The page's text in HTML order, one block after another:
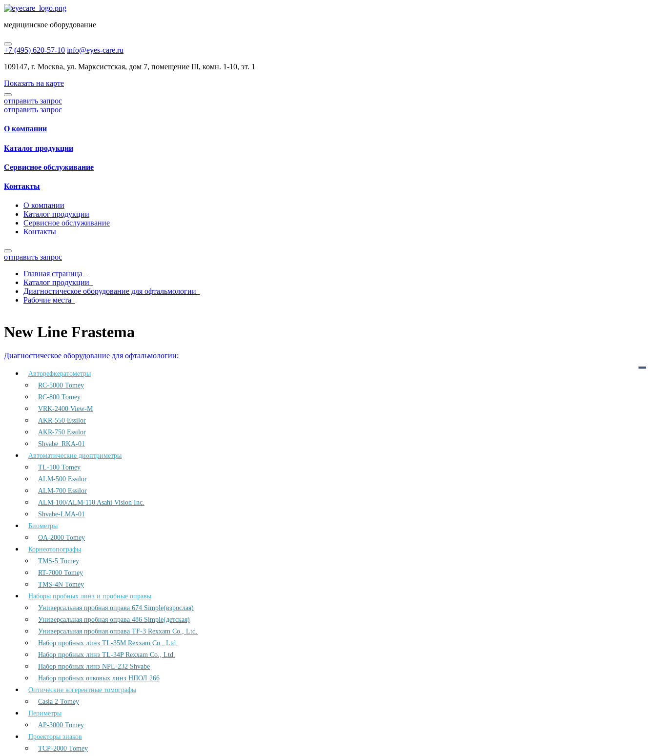
медицинское оборудование
+7 (495) 620-57-10 info@eyes-care.ru
109147, г. Москва, ул. Марксистская, дом 7, помещение III, комн. 1-10, эт. 1
Показать на карте
отправить запрос
отправить запрос
О компании
Каталог продукции
Сервисное обслуживание
Контакты
О компании
Каталог продукции
Сервисное обслуживание
Контакты
отправить запрос
Главная страница
Каталог продукции
Диагностическое оборудование для офтальмологии
Рабочие места
New Line Frastema
Диагностическое оборудование для офтальмологии:
Авторефкератометры
RC-5000 Tomey
RC-800 Tomey
VRK-2400 View-M
AKR-550 Essilor
AKR-750 Essilor
Shvabe_RKA-01
Автоматические диоптриметры
TL-100 Tomey
ALM-500 Essilor
ALM-700 Essilor
ALM-100/ALM-110 Asahi Vision Inc.
Shvabe-LMA-01
Биометры
OA-2000 Tomey
Корнеотопографы
TMS-5 Tomey
RT-7000 Tomey
TMS-4N Tomey
Наборы пробных линз и пробные оправы
Универсальная пробная оправа 674 Simple(взрослая)
Универсальная пробная оправа 486 Simple(детская)
Универсальная пробная оправа TF-3 Rexxam Co., Ltd.
Набор пробных линз TL-35M Rexxam Co., Ltd.
Набор пробных линз TL-34P Rexxam Co., Ltd.
Набор пробных линз NPL-232 Shvabe
Набор пробных очковых линз НПОЛ 266
Оптические когерентные томографы
Casia 2 Tomey
Периметры
AP-3000 Tomey
Проекторы знаков
TCP-2000 Tomey